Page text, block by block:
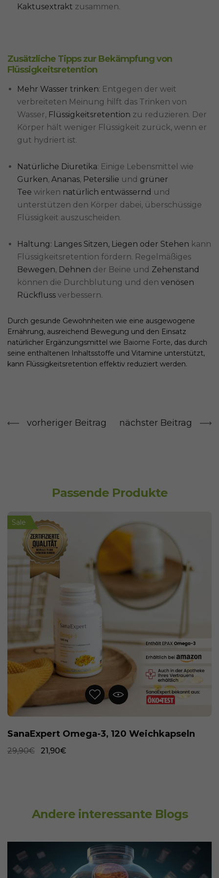
Kaktusextrakt zusammen.
Zusätzliche Tipps zur Bekämpfung von
Flüssigkeitsretention
Mehr Wasser trinken: Entgegen der weit
verbreiteten Meinung hilft das Trinken von
Wasser, Flüssigkeitsretention zu reduzieren. Der
Körper hält weniger Flüssigkeit zurück, wenn er
gut hydriert ist.
Natürliche Diuretika: Einige Lebensmittel wie
Gurken, Ananas, Petersilie und grüner
Tee wirken natürlich entwässernd und
unterstützen den Körper dabei, überschüssige
Flüssigkeit auszuscheiden.
Haltung: Langes Sitzen, Liegen oder Stehen kann
Flüssigkeitsretention fördern. Regelmäßiges
Bewegen, Dehnen der Beine und Zehenstand
können die Durchblutung und den venösen
Rückfluss verbessern.
Durch gesunde Gewohnheiten wie eine ausgewogene
Ernährung, ausreichend Bewegung und den Einsatz
natürlicher Ergänzungsmittel wie Baiome Forte, das durch
seine enthaltenen Inhaltsstoffe und Vitamine unterstützt,
kann Flüssigkeitsretention effektiv reduziert werden.
vorheriger Beitrag nächster Beitrag
Passende Produkte
Sale
SanaExpert Omega-3, 120 Weichkapseln
29,90€ 21,90€
Sale
SanaExpert Immun Forte, 90 Kapseln
29,90€ 24,90€
Andere interessante Blogs